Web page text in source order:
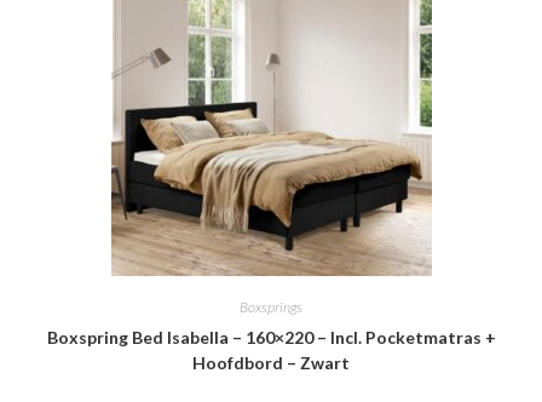
Boxsprings
Boxspring Bed Isabella – 160×220 – Incl. Pocketmatras +
Hoofdbord – Zwart